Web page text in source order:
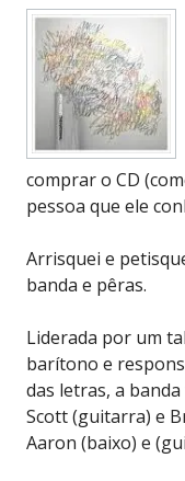
comprar o CD
pessoa que ele
Arrisquei e
banda e pêras.
Liderada por um
barítono e
das letras, a
Scott (guitarra) e
Aaron (baixo) e